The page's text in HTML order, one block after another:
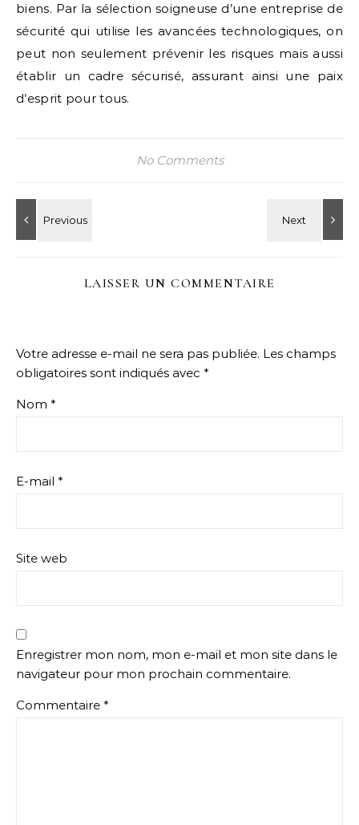
biens. Par la sélection soigneuse d’une entreprise de
sécurité qui utilise les avancées technologiques, on
peut non seulement prévenir les risques mais aussi
établir un cadre sécurisé, assurant ainsi une paix
d’esprit pour tous.
No Comments
LAISSER UN COMMENTAIRE
Votre adresse e-mail ne sera pas publiée. Les champs
obligatoires sont indiqués avec *
Nom *
E-mail *
Site web
Enregistrer mon nom, mon e-mail et mon site dans le
navigateur pour mon prochain commentaire.
Commentaire *